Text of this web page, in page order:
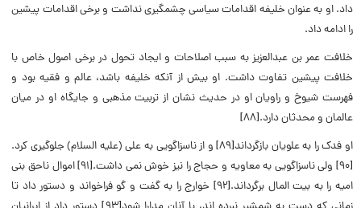
داد. او به عنوان خلیفه اقدامات سیاسی چشمگیری نداشت و برخی اقدامات پیشین
را ادامه داد.
خلافت عمر بن عبدالعزیز به سبب اصلاحات و ایجاد تحول در برخی اصول خاص با
خلافت پیشین تفاوت داشت. او بیش از آنکه خلیفه باشد، عالم و فقیه بود و
فهرست شیوخ و راویان او در حدیث نشان از تربیت مذهبی و جایگاه او در میان
عالمان و محدثان دارد.[۸۸]
او فدک را به علویان بازگرداند[۸۹] و از ناسزاگویی به علی (علیه السلام) جلوگیری کرد.
[۹۰] ولی ناسزاگویی به معاویه و حجاج را نیز خوش نمی داشت.[۹۱] اموال ناحق بنی
امیه را به بیت المال برگرداند.[۹۲] خوارج را به گفت و گو فراخواند و دستور داد تا